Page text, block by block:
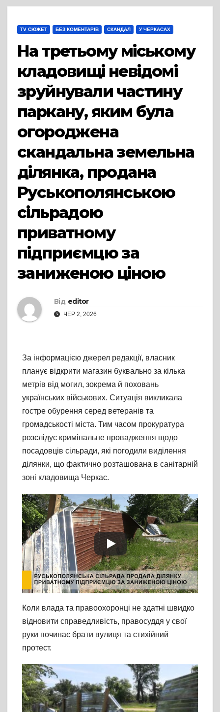
TV СЮЖЕТ БЕЗ КОМЕНТАРІВ СКАНДАЛ У ЧЕРКАСАХ
На третьому міському
кладовищі невідомі
зруйнували частину
паркану, яким була
огороджена
скандальна земельна
ділянка, продана
Руськополянською
сільрадою
приватному
підприємцю за
заниженою ціною
Від editor
ЧЕР 2, 2026
За інформацією джерел редакції, власник
планує відкрити магазин буквально за кілька
метрів від могил, зокрема й поховань
українських військових. Ситуація викликала
гостре обурення серед ветеранів та
громадськості міста. Тим часом прокуратура
розслідує кримінальне провадження щодо
посадовців сільради, які погодили виділення
ділянки, що фактично розташована в санітарній
зоні кладовища Черкас.
Коли влада та правоохоронці не здатні швидко
відновити справедливість, правосуддя у свої
руки починає брати вулиця та стихійний
протест.